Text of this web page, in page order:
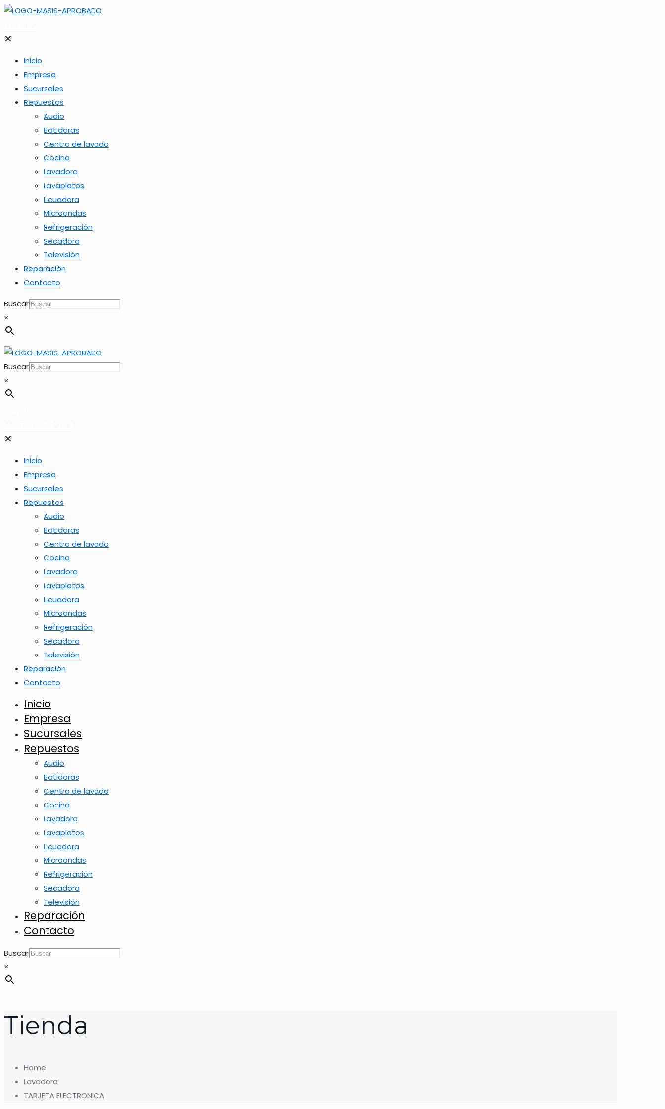
✕
Inicio
Empresa
Sucursales
Repuestos
Audio
Batidoras
Centro de lavado
Cocina
Lavadora
Lavaplatos
Licuadora
Microondas
Refrigeración
Secadora
Televisión
Reparación
Contacto
Buscar
×
Buscar
×
✕
Inicio
Empresa
Sucursales
Repuestos
Audio
Batidoras
Centro de lavado
Cocina
Lavadora
Lavaplatos
Licuadora
Microondas
Refrigeración
Secadora
Televisión
Reparación
Contacto
Inicio
Empresa
Sucursales
Repuestos
Audio
Batidoras
Centro de lavado
Cocina
Lavadora
Lavaplatos
Licuadora
Microondas
Refrigeración
Secadora
Televisión
Reparación
Contacto
Buscar
×
Tienda
Home
Lavadora
TARJETA ELECTRONICA